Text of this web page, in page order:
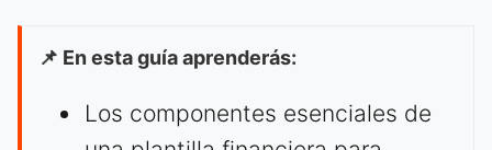
📌 En esta guía aprenderás:
Los componentes esenciales de